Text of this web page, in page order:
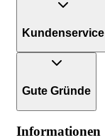
Kundenservice
Gute Gründe
Informationen